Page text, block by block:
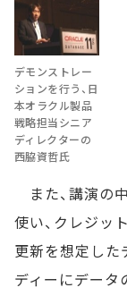
デモンストレー
ションを行う、日
本オラクル製品
戦略担当シニア
ディレクターの
西脇資哲氏
また、講演の
使い、クレジッ
更新を想定した
ディーにデータ